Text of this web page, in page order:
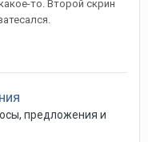
то. Второй скрин
предложения и